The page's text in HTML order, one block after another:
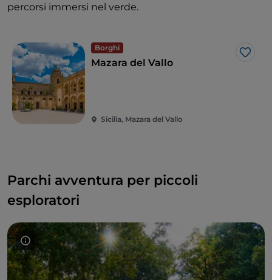
percorsi immersi nel verde.
Borghi
Like
Mazara del Vallo
Sicilia, Mazara del Vallo
Parchi avventura per piccoli
esploratori